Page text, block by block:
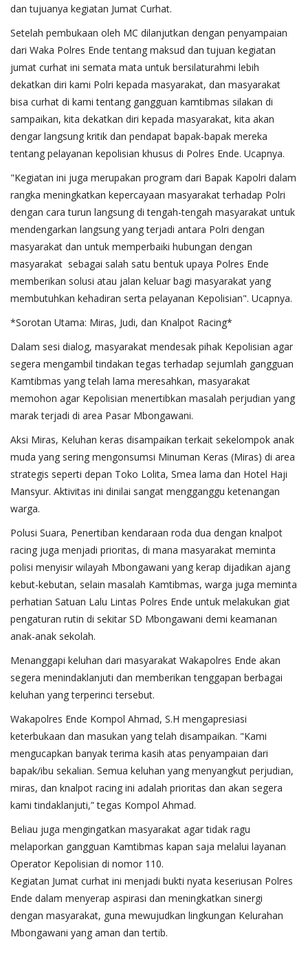
dan tujuanya kegiatan Jumat Curhat.
Setelah pembukaan oleh MC dilanjutkan dengan penyampaian
dari Waka Polres Ende tentang maksud dan tujuan kegiatan
jumat curhat ini semata mata untuk bersilaturahmi lebih
dekatkan diri kami Polri kepada masyarakat, dan masyarakat
bisa curhat di kami tentang gangguan kamtibmas silakan di
sampaikan, kita dekatkan diri kepada masyarakat, kita akan
dengar langsung kritik dan pendapat bapak-bapak mereka
tentang pelayanan kepolisian khusus di Polres Ende. Ucapnya.
"Kegiatan ini juga merupakan program dari Bapak Kapolri dalam
rangka meningkatkan kepercayaan masyarakat terhadap Polri
dengan cara turun langsung di tengah-tengah masyarakat untuk
mendengarkan langsung yang terjadi antara Polri dengan
masyarakat dan untuk memperbaiki hubungan dengan
masyarakat sebagai salah satu bentuk upaya Polres Ende
memberikan solusi atau jalan keluar bagi masyarakat yang
membutuhkan kehadiran serta pelayanan Kepolisian". Ucapnya.
*​Sorotan Utama: Miras, Judi, dan Knalpot Racing*
​Dalam sesi dialog, masyarakat mendesak pihak Kepolisian agar
segera mengambil tindakan tegas terhadap sejumlah gangguan
Kamtibmas yang telah lama meresahkan, masyarakat
memohon agar Kepolisian menertibkan masalah perjudian yang
marak terjadi di area Pasar Mbongawani.
​Aksi Miras, Keluhan keras disampaikan terkait sekelompok anak
muda yang sering mengonsumsi Minuman Keras (Miras) di area
strategis seperti depan Toko Lolita, Smea lama dan Hotel Haji
Mansyur. Aktivitas ini dinilai sangat mengganggu ketenangan
warga.
​Polusi Suara, Penertiban kendaraan roda dua dengan knalpot
racing juga menjadi prioritas, di mana masyarakat meminta
polisi menyisir wilayah Mbongawani yang kerap dijadikan ajang
kebut-kebutan, selain masalah Kamtibmas, warga juga meminta
perhatian Satuan Lalu Lintas Polres Ende untuk melakukan giat
pengaturan rutin di sekitar SD Mbongawani demi keamanan
anak-anak sekolah.
​Menanggapi keluhan dari masyarakat Wakapolres Ende akan
segera menindaklanjuti dan memberikan tenggapan berbagai
keluhan yang terperinci tersebut.
Wakapolres Ende Kompol Ahmad, S.H mengapresiasi
keterbukaan dan masukan yang telah disampaikan. "Kami
mengucapkan banyak terima kasih atas penyampaian dari
bapak/ibu sekalian. Semua keluhan yang menyangkut perjudian,
miras, dan knalpot racing ini adalah prioritas dan akan segera
kami tindaklanjuti,” tegas Kompol Ahmad.
​Beliau juga mengingatkan masyarakat agar tidak ragu
melaporkan gangguan Kamtibmas kapan saja melalui layanan
Operator Kepolisian di nomor 110.
​Kegiatan Jumat curhat ini menjadi bukti nyata keseriusan Polres
Ende dalam menyerap aspirasi dan meningkatkan sinergi
dengan masyarakat, guna mewujudkan lingkungan Kelurahan
Mbongawani yang aman dan tertib.